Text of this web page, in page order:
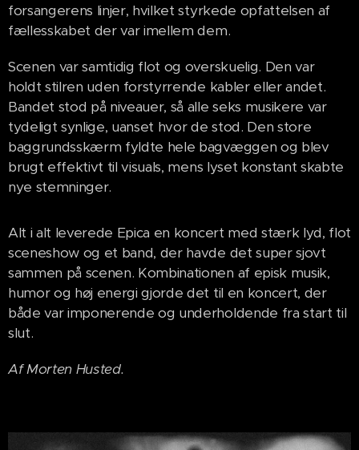
forsangerens linjer, hvilket styrkede opfattelsen af
fællesskabet der var imellem dem.
Scenen var samtidig flot og overskuelig. Den var
holdt stilren uden forstyrrende kabler eller andet.
Bandet stod på niveauer, så alle seks musikere var
tydeligt synlige, uanset hvor de stod. Den store
baggrundsskærm fyldte hele bagvæggen og blev
brugt effektivt til visuals, mens lyset konstant skabte
nye stemninger.
Alt i alt leverede Epica en koncert med stærk lyd, flot
sceneshow og et band, der havde det super sjovt
sammen på scenen. Kombinationen af episk musik,
humor og høj energi gjorde det til en koncert, der
både var imponerende og underholdende fra start til
slut.
Af Morten Husted.